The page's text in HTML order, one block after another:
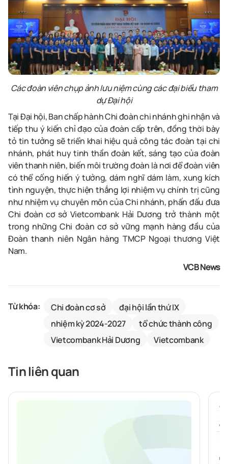
Các đoàn viên chụp ảnh lưu niệm cùng các đại biểu tham
dự Đại hội
Tại Đại hội, Ban chấp hành Chi đoàn chi nhánh ghi nhận và
tiếp thu ý kiến chỉ đạo của đoàn cấp trên, đồng thời bày
tỏ tin tưởng sẽ triển khai hiệu quả công tác đoàn tại chi
nhánh, phát huy tinh thần đoàn kết, sáng tạo của đoàn
viên thanh niên, biến môi trường đoàn là nơi để đoàn viên
có thể cống hiến ý tưởng, dám nghĩ dám làm, xung kích
tình nguyện, thực hiện thắng lợi nhiệm vụ chính trị cũng
như nhiệm vụ chuyên môn của Chi nhánh, phấn đấu đưa
Chi đoàn cơ sở Vietcombank Hải Dương trở thành một
trong những Chi đoàn cơ sở vững mạnh hàng đầu của
Đoàn thanh niên Ngân hàng TMCP Ngoại thương Việt
Nam.
VCB News
Từ khóa: Chi đoàn cơ sở
đại hội lần thứ IX
nhiệm kỳ 2024-2027
tổ chức thành công
Vietcombank Hải Dương
Vietcombank
Tin liên quan